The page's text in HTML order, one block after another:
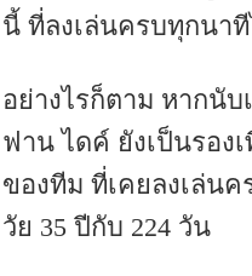
นี้ ที่ลงเล่นครบทุกนา
อย่างไรก็ตาม หากนับ
ฟาน ไดค์ ยังเป็นรอง
ของทีม ที่เคยลงเล่นค
วัย 35 ปีกับ 224 วัน